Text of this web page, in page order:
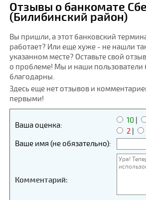
Отзывы о банкомате
(Билибинский район)
Вы пришли, а этот банковский
работает? Или еще хуже - не нашли
указанном месте? Оставьте свой
о проблеме! Мы и наши пользователи
благодарны.
Здесь еще нет отзывов и
первыми!
Ваша оценка:
10 |
2|
Ваше имя (не обязательно):
Комментарий: